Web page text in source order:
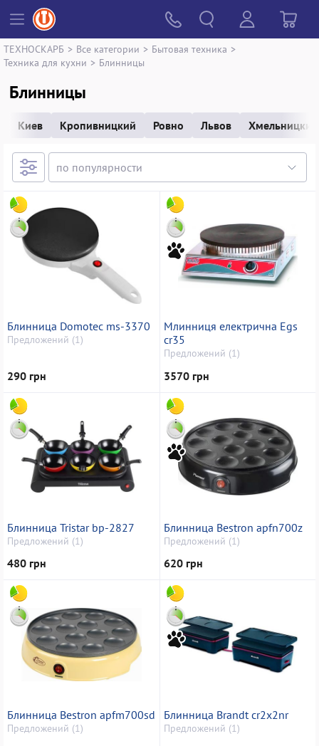
ТЕХНОСКАРБ > Все категории > Бытовая техника >
Техника для кухни > Блинницы
Блинницы
Киев Кропивницкий Ровно Львов Хмельницкий
Блинница Domotec ms-3370
Предложений (1)
290 грн
Млинниця електрична Egs
cr35
Предложений (1)
3570 грн
Блинница Tristar bp-2827
Предложений (1)
480 грн
Блинница Bestron apfn700z
Предложений (1)
620 грн
Блинница Bestron apfm700sd
Предложений (1)
Блинница Brandt cr2x2nr
Предложений (1)